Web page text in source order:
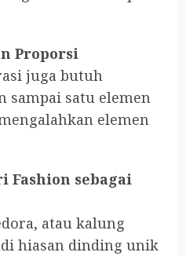
Proporsi
juga butuh
sampai satu elemen
elemen
Fashion sebagai
atau kalung
hiasan dinding unik